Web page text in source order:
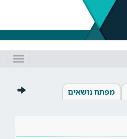
מפתח נושאים